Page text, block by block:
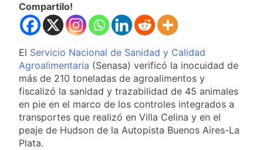
responsables como
«delincuentes
Día Internacional de
la Cerveza: los tres
secretos para
servirla
correctamente
El frío polar se instala en
Buenos Aires: mejora el
tiempo y llegan las
temperaturas más bajas de
la semana
2 Días Atrás
Día de San Cayetano: por
qué se celebra cada 7 de
agosto y qué representa
para los argentinos
2 Días Atrás
El Senado aprobó la ley de
Compartilo!
El Servicio Nacional de Sanidad y Calidad
Agroalimentaria (Senasa) verificó la inocuidad de
más de 210 toneladas de agroalimentos y
fiscalizó la sanidad y trazabilidad de 45 animales
en pie en el marco de los controles integrados a
transportes que realizó en Villa Celina y en el
peaje de Hudson de la Autopista Buenos Aires-La
Plata.